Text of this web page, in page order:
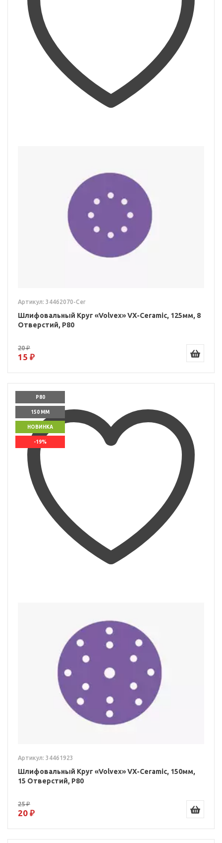
Артикул: 34462070-Cer
Шлифовальный Круг «Volvex» VX-Ceramic, 125мм, 8
Отверстий, P80
20 ₽
15 ₽
P80
150 ММ
НОВИНКА
-19%
Артикул: 34461923
Шлифовальный Круг «Volvex» VX-Ceramic, 150мм,
15 Отверстий, P80
25 ₽
20 ₽